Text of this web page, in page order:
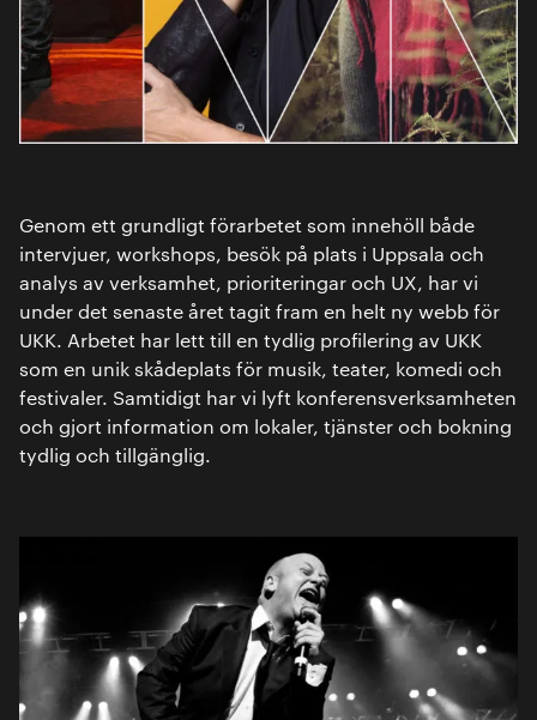
Genom ett grundligt förarbetet som innehöll både
intervjuer, workshops, besök på plats i Uppsala och
analys av verksamhet, prioriteringar och UX, har vi
under det senaste året tagit fram en helt ny webb för
UKK. Arbetet har lett till en tydlig profilering av UKK
som en unik skådeplats för musik, teater, komedi och
festivaler. Samtidigt har vi lyft konferensverksamheten
och gjort information om lokaler, tjänster och bokning
tydlig och tillgänglig.